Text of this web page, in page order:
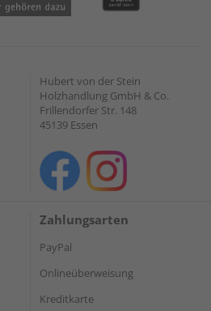
Hubert von der Stein
Holzhandlung GmbH & Co.
Frillendorfer Str. 148
45139 Essen
Zahlungsarten
PayPal
Onlineüberweisung
Kreditkarte